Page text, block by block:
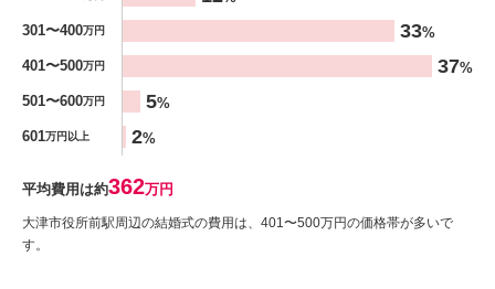
301〜400万円 33%
401〜500万円 37%
501〜600万円 5%
601万円以上 2%
平均費用は約362万円
大津市役所前駅周辺の結婚式の費用は、401〜500万円の価格帯が多いで
す。